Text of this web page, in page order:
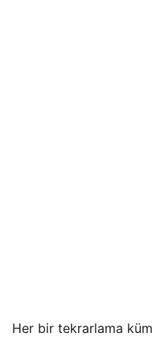
Her bir tekrarlama